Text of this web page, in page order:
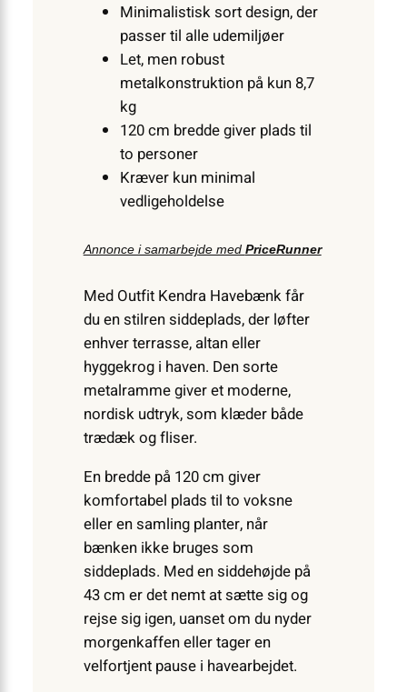
Minimalistisk sort design, der
passer til alle udemiljøer
Let, men robust
metalkonstruktion på kun 8,7
kg
120 cm bredde giver plads til
to personer
Kræver kun minimal
vedligeholdelse
Annonce i samarbejde med PriceRunner
Med Outfit Kendra Havebænk får
du en stilren siddeplads, der løfter
enhver terrasse, altan eller
hyggekrog i haven. Den sorte
metalramme giver et moderne,
nordisk udtryk, som klæder både
trædæk og fliser.
En bredde på 120 cm giver
komfortabel plads til to voksne
eller en samling planter, når
bænken ikke bruges som
siddeplads. Med en siddehøjde på
43 cm er det nemt at sætte sig og
rejse sig igen, uanset om du nyder
morgenkaffen eller tager en
velfortjent pause i havearbejdet.